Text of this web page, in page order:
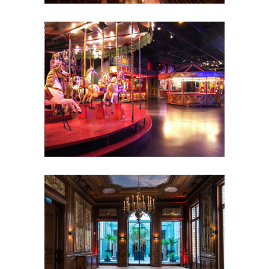
assemblée Shooting photo Showrooms
et galeries Soirée de Rallye
Soirée
étudiante Tournage